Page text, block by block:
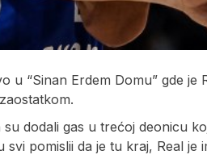
u “Sinan Erdem Domu” gde
su dodali gas u trećoj deonicu
svi pomislii da je tu kraj, Real je